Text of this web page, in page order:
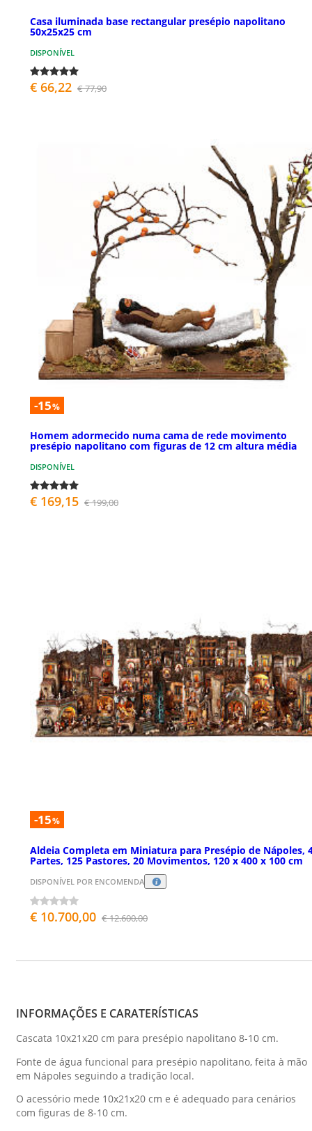
Casa iluminada base rectangular presépio napolitano
50x25x25 cm
DISPONÍVEL
€ 66,22 € 77,90
-15%
Homem adormecido numa cama de rede movimento
presépio napolitano com figuras de 12 cm altura média
DISPONÍVEL
€ 169,15 € 199,00
-15%
Aldeia Completa em Miniatura para Presépio de Nápoles,
Partes, 125 Pastores, 20 Movimentos, 120 x 400 x 100 cm
DISPONÍVEL POR ENCOMENDA
€ 10.700,00 € 12.600,00
INFORMAÇÕES E CARATERÍSTICAS
Cascata 10x21x20 cm para presépio napolitano 8-10 cm.
Fonte de água funcional para presépio napolitano, feita à mão
em Nápoles seguindo a tradição local.
O acessório mede 10x21x20 cm e é adequado para cenários
com figuras de 8-10 cm.